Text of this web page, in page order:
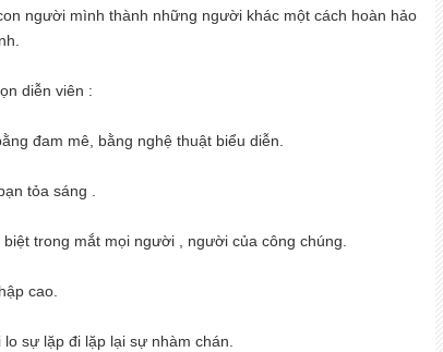
người mình thành những người khác một cách hoàn hảo
diễn viên :
đam mê, bằng nghệ thuật biểu diễn.
tỏa sáng .
trong mắt mọi người , người của công chúng.
cao.
sự lặp đi lặp lại sự nhàm chán.